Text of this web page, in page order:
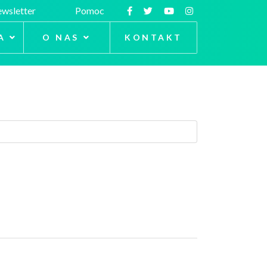
Pomoc
O NAS KONTAKT